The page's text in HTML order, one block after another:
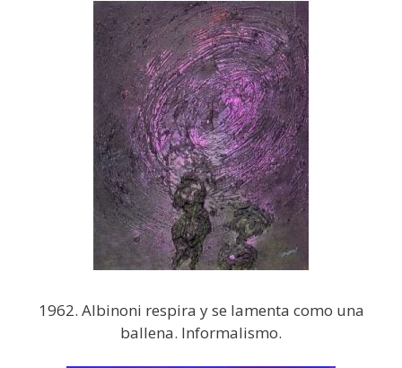
1962. Albinoni respira y se lamenta como una
ballena. Informalismo.